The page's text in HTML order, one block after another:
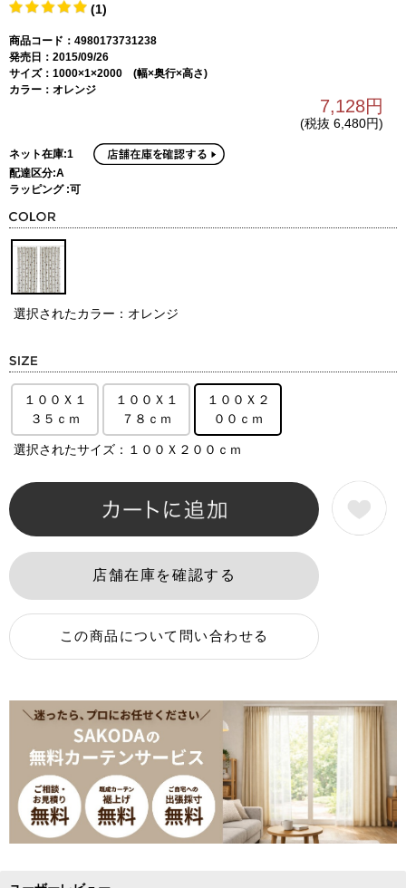
(1)
商品コード：4980173731238
発売日：2015/09/26
サイズ：1000×1×2000 (幅×奥行×高さ)
カラー：オレンジ
7,128円
(税抜 6,480円)
ネット在庫:1
配達区分:A
ラッピング :可
選択されたカラー：オレンジ
１００Ｘ１
３５ｃｍ
１００Ｘ１
７８ｃｍ
１００Ｘ２
００ｃｍ
選択されたサイズ：１００Ｘ２００ｃｍ